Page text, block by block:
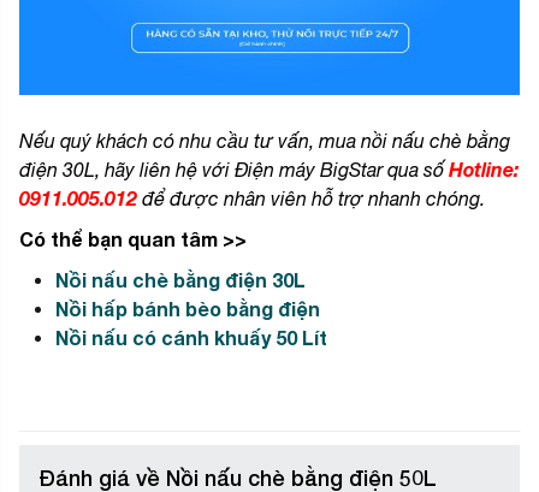
Nếu quý khách có nhu cầu tư vấn, mua nồi nấu chè bằng
điện 30L, hãy liên hệ với Điện máy BigStar qua sốHotline:
0911.005.012 để được nhân viên hỗ trợ nhanh chóng.
Có thể bạn quan tâm >>
Nồi nấu chè bằng điện 30L
Nồi hấp bánh bèo bằng điện
Nồi nấu có cánh khuấy 50 Lít
Đánh giá về Nồi nấu chè bằng điện 50L